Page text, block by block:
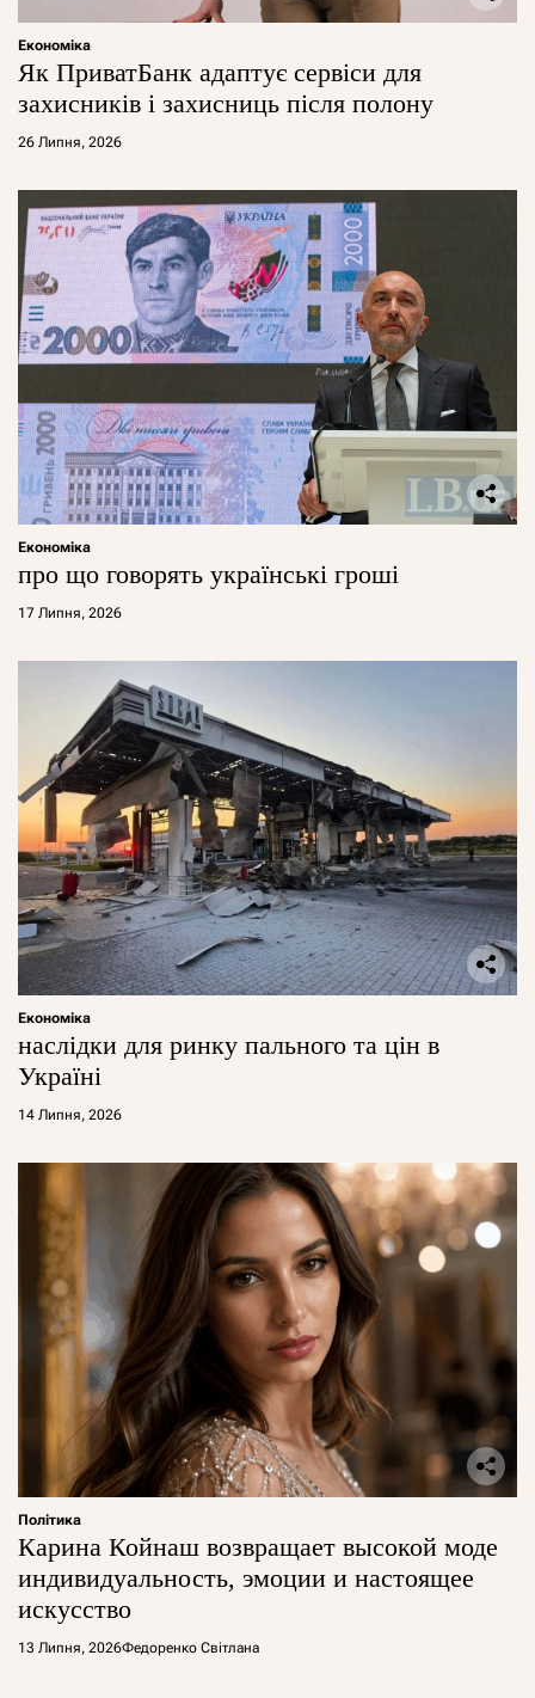
Економіка
Як ПриватБанк адаптує сервіси для
захисників і захисниць після полону
26 Липня, 2026
Економіка
про що говорять українські гроші
17 Липня, 2026
Економіка
наслідки для ринку пального та цін в
Україні
14 Липня, 2026
Політика
Карина Койнаш возвращает высокой моде
индивидуальность, эмоции и настоящее
искусство
13 Липня, 2026Федоренко Світлана